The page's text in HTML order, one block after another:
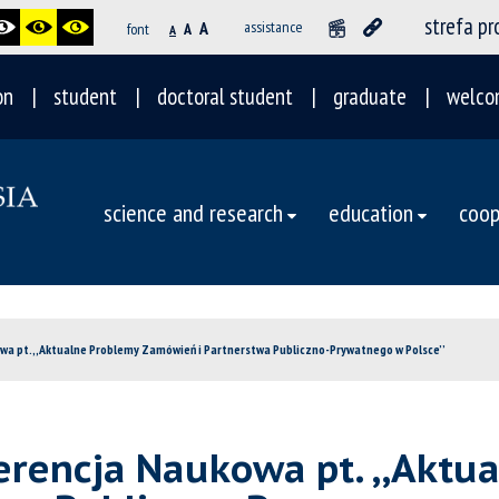
font A A A assistance strefa
student doctoral student graduate
science and research education
pt. ,,Aktualne Problemy Zamówień i Partnerstwa Publiczno-Prywatnego w Polsce’’
Naukowa pt.